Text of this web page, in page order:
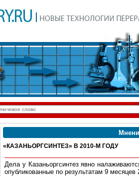
«КАЗАНЬОРГСИНТЕЗ» В 2010-М ГОДУ
Дела у Казаньоргсинтез явно
опубликованные по результатам 9 месяцев